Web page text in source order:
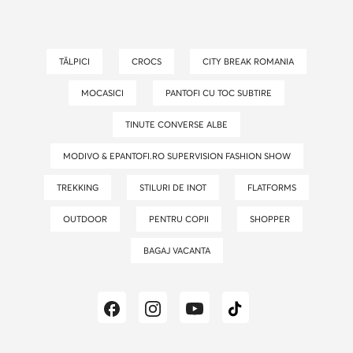
TĂLPICI CROCS CITY BREAK ROMANIA
MOCASICI PANTOFI CU TOC SUBTIRE
TINUTE CONVERSE ALBE
MODIVO & EPANTOFI.RO SUPERVISION FASHION SHOW
TREKKING STILURI DE INOT FLATFORMS
OUTDOOR PENTRU COPII SHOPPER
BAGAJ VACANTA